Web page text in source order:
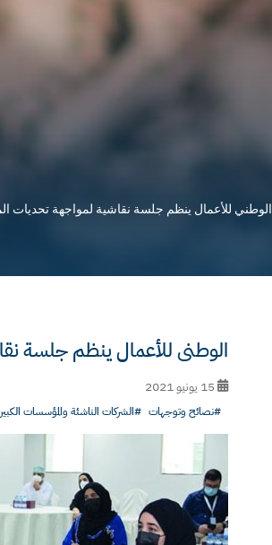
الوطني للأعمال ينظم جلسة نقاشية لمواجهة
الوطني للأعمال ينظم جلسة
15 يونيو 2021
#نصائح وتوجهات #الشركات الناشئة والمؤسسات